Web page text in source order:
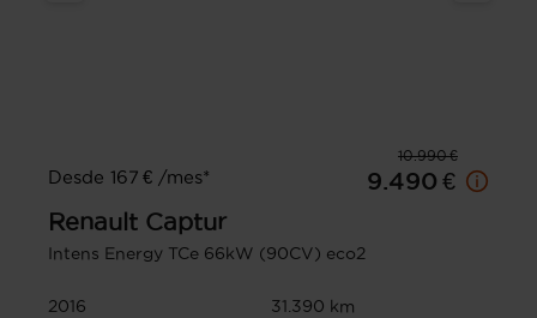
10.990 €
Desde 167 € /mes*
9.490 €
Renault Captur
Intens Energy TCe 66kW (90CV) eco2
2016
31.390 km